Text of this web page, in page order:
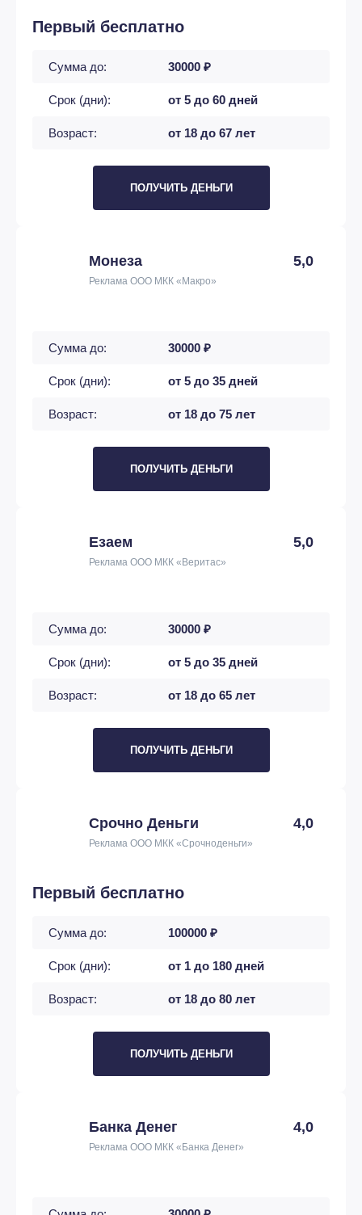
Первый бесплатно
Сумма до: 30000 ₽
Срок (дни): от 5 до 60 дней
Возраст: от 18 до 67 лет
ПОЛУЧИТЬ ДЕНЬГИ
Монеза 5,0
Реклама ООО МКК «Макро»
Сумма до: 30000 ₽
Срок (дни): от 5 до 35 дней
Возраст: от 18 до 75 лет
ПОЛУЧИТЬ ДЕНЬГИ
Езаем 5,0
Реклама ООО МКК «Веритас»
Сумма до: 30000 ₽
Срок (дни): от 5 до 35 дней
Возраст: от 18 до 65 лет
ПОЛУЧИТЬ ДЕНЬГИ
Срочно Деньги 4,0
Реклама ООО МКК «Срочноденьги»
Первый бесплатно
Сумма до: 100000 ₽
Срок (дни): от 1 до 180 дней
Возраст: от 18 до 80 лет
ПОЛУЧИТЬ ДЕНЬГИ
Банка Денег 4,0
Реклама ООО МКК «Банка Денег»